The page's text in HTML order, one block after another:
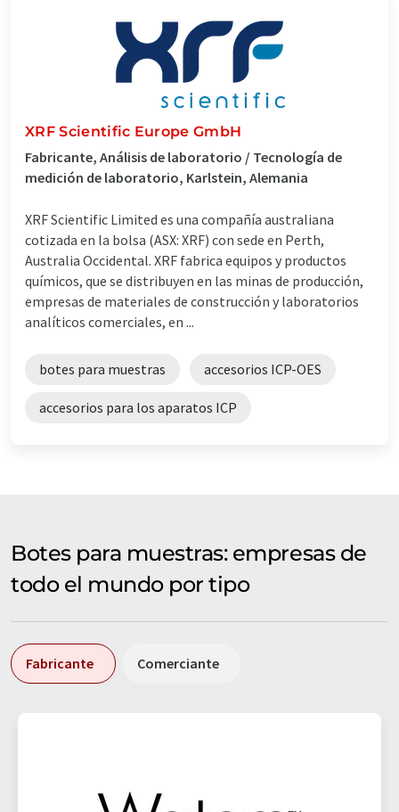
XRF Scientific Europe GmbH
Fabricante, Análisis de laboratorio / Tecnología de
medición de laboratorio, Karlstein, Alemania
XRF Scientific Limited es una compañía australiana
cotizada en la bolsa (ASX: XRF) con sede en Perth,
Australia Occidental. XRF fabrica equipos y productos
químicos, que se distribuyen en las minas de producción,
empresas de materiales de construcción y laboratorios
analíticos comerciales, en ...
botes para muestras accesorios ICP-OES
accesorios para los aparatos ICP
Botes para muestras: empresas de
todo el mundo por tipo
Fabricante Comerciante